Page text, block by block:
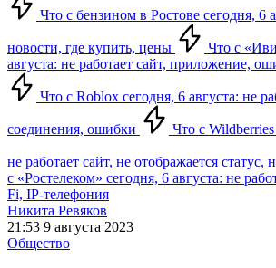
Что с бензином в Ростове сегодня, 6
новости, где купить, цены
Что с
августа: не работает сайт, приложение,
Что с Roblox сегодня, 6 августа: не
соединения, ошибки Что с Wildberries
не работает сайт, не отображается статус,
с «Ростелеком» сегодня, 6 августа: не
Fi, IP-телефония
Никита Ревяков
21:53 9 августа 2023
Общество